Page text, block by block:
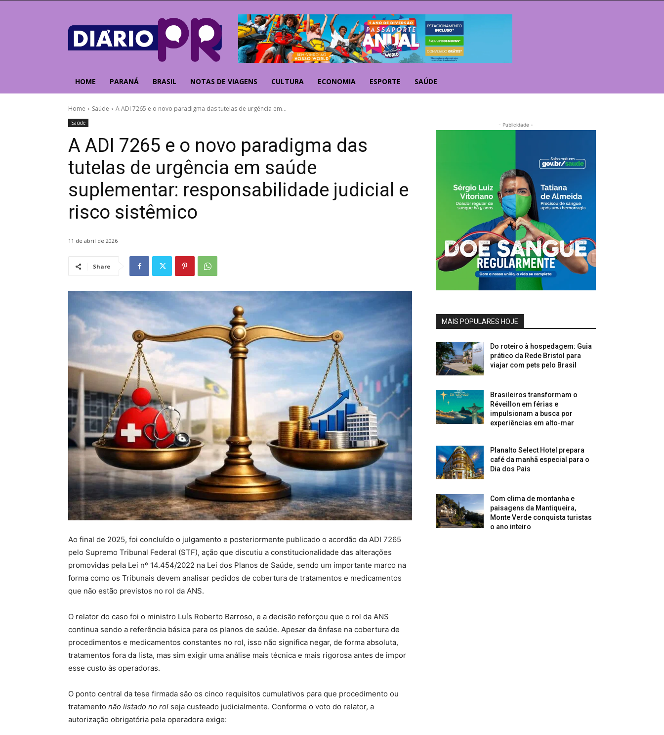
HOME PARANÁ BRASIL NOTAS DE VIAGENS CULTURA ECONOMIA ESPORTE SAÚDE
Home Saúde A ADI 7265 e o novo paradigma das tutelas de urgência em...
Saúde
A ADI 7265 e o novo paradigma das
tutelas de urgência em saúde
suplementar: responsabilidade judicial e
risco sistêmico
11 de abril de 2026
Share
Ao final de 2025, foi concluído o julgamento e posteriormente publicado o acordão da ADI 7265
pelo Supremo Tribunal Federal (STF), ação que discutiu a constitucionalidade das alterações
promovidas pela Lei nº 14.454/2022 na Lei dos Planos de Saúde, sendo um importante marco na
forma como os Tribunais devem analisar pedidos de cobertura de tratamentos e medicamentos
que não estão previstos no rol da ANS.
O relator do caso foi o ministro Luís Roberto Barroso, e a decisão reforçou que o rol da ANS
continua sendo a referência básica para os planos de saúde. Apesar da ênfase na cobertura de
procedimentos e medicamentos constantes no rol, isso não significa negar, de forma absoluta,
tratamentos fora da lista, mas sim exigir uma análise mais técnica e mais rigorosa antes de impor
esse custo às operadoras.
O ponto central da tese firmada são os cinco requisitos cumulativos para que procedimento ou
tratamento não listado no rol seja custeado judicialmente. Conforme o voto do relator, a
autorização obrigatória pela operadora exige:
- Publicidade -
MAIS POPULARES HOJE
Do roteiro à hospedagem: Guia
prático da Rede Bristol para
viajar com pets pelo Brasil
Brasileiros transformam o
Réveillon em férias e
impulsionam a busca por
experiências em alto-mar
Planalto Select Hotel prepara
café da manhã especial para o
Dia dos Pais
Com clima de montanha e
paisagens da Mantiqueira,
Monte Verde conquista turistas
o ano inteiro